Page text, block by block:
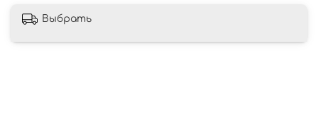
Выбрать